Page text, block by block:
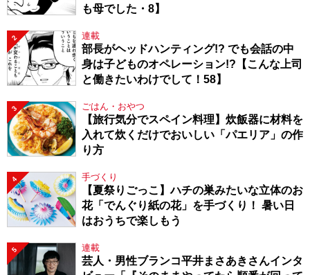
も母でした・8】
2 連載
部長がヘッドハンティング!? でも会話の中
身は子どものオペレーション!?【こんな上司
と働きたいわけでして！58】
3 ごはん・おやつ
【旅行気分でスペイン料理】炊飯器に材料を
入れて炊くだけでおいしい「パエリア」の作
り方
4 手づくり
【夏祭りごっこ】ハチの巣みたいな立体のお
花「でんぐり紙の花」を手づくり！ 暑い日
はおうちで楽しもう
5 連載
芸人・男性ブランコ平井まさあきさんインタ